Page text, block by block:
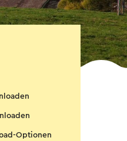
Optionen